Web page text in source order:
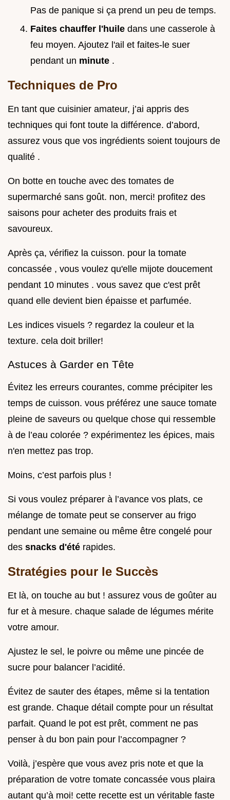
Pas de panique si ça prend un peu de temps.
Faites chauffer l'huile dans une casserole à
feu moyen. Ajoutez l'ail et faites-le suer
pendant un minute .
Techniques de Pro
En tant que cuisinier amateur, j’ai appris des
techniques qui font toute la différence. d’abord,
assurez vous que vos ingrédients soient toujours de
qualité .
On botte en touche avec des tomates de
supermarché sans goût. non, merci! profitez des
saisons pour acheter des produits frais et
savoureux.
Après ça, vérifiez la cuisson. pour la tomate
concassée , vous voulez qu'elle mijote doucement
pendant 10 minutes . vous savez que c'est prêt
quand elle devient bien épaisse et parfumée.
Les indices visuels ? regardez la couleur et la
texture. cela doit briller!
Astuces à Garder en Tête
Évitez les erreurs courantes, comme précipiter les
temps de cuisson. vous préférez une sauce tomate
pleine de saveurs ou quelque chose qui ressemble
à de l’eau colorée ? expérimentez les épices, mais
n'en mettez pas trop.
Moins, c’est parfois plus !
Si vous voulez préparer à l’avance vos plats, ce
mélange de tomate peut se conserver au frigo
pendant une semaine ou même être congelé pour
des snacks d'été rapides.
Stratégies pour le Succès
Et là, on touche au but ! assurez vous de goûter au
fur et à mesure. chaque salade de légumes mérite
votre amour.
Ajustez le sel, le poivre ou même une pincée de
sucre pour balancer l’acidité.
Évitez de sauter des étapes, même si la tentation
est grande. Chaque détail compte pour un résultat
parfait. Quand le pot est prêt, comment ne pas
penser à du bon pain pour l’accompagner ?
Voilà, j’espère que vous avez pris note et que la
préparation de votre tomate concassée vous plaira
autant qu’à moi! cette recette est un véritable faste